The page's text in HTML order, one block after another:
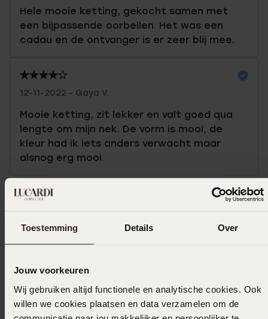
Toestemming Details Over
Jouw voorkeuren
Wij gebruiken altijd functionele en analytische cookies. Ook
willen we cookies plaatsen en data verzamelen om de
Hele mooie ketting, gekocht samen met
een bijpassende oorbellen. Het was een
cadau en de ontvanger is er zeer blij mee.
12-11-2022 - Gaya V.
Mooie ketting, zit lekker en valt goed qua
lengte om mijn nek. De vorm is mooi, de
kleur had ik iets anders verwacht maar
alsnog erg mooi.